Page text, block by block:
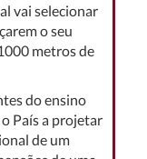
vai selecionar
o seu
metros de
do ensino
País a projetar
de um